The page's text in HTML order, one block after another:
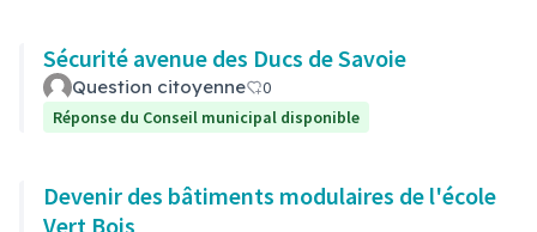
Sécurité avenue des Ducs de Savoie
Question citoyenne
0
Réponse du Conseil municipal disponible
Devenir des bâtiments modulaires de l'école
Vert Bois